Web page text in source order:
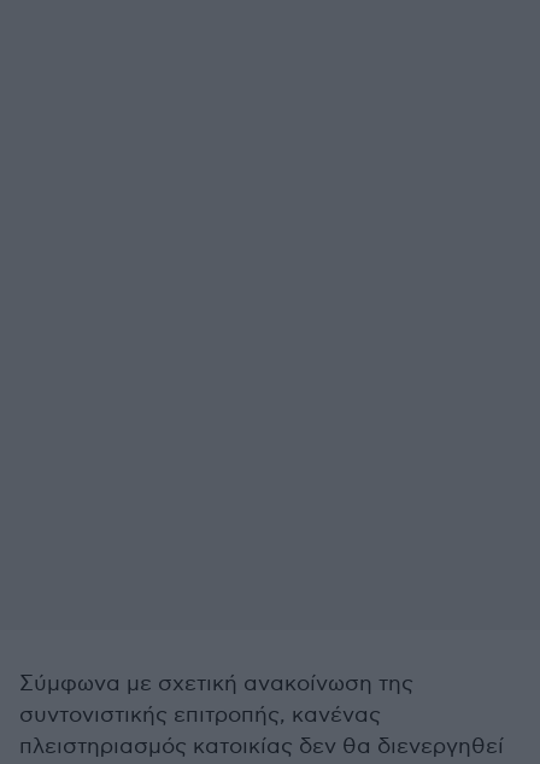
Σύμφωνα με σχετική ανακοίνωση της
συντονιστικής επιτροπής, κανένας
πλειστηριασμός κατοικίας δεν θα διενεργηθεί